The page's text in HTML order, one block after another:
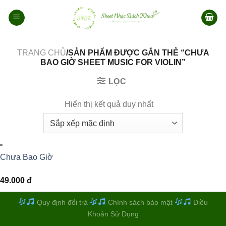
qua
TRANG CHỦ/SẢN PHẨM ĐƯỢC GẮN THẺ “CHƯA
BAO GIỜ SHEET MUSIC FOR VIOLIN”
LỌC
Hiển thị kết quả duy nhất
Chưa Bao Giờ
49.000 đ
Quy định đổi trả Chính sách bảo mật
Điều
Khoản Sử Dụng